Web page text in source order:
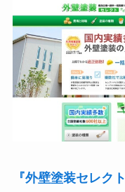
『外壁塗装セレク